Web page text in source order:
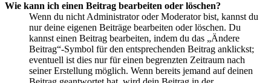
Wie kann ich einen Beitrag bearbeiten oder löschen?
Wenn du nicht Administrator oder Moderator bist, kannst du
nur deine eigenen Beiträge bearbeiten oder löschen. Du
kannst einen Beitrag bearbeiten, indem du das „Ändere
Beitrag“-Symbol für den entsprechenden Beitrag anklickst;
eventuell ist dies nur für einen begrenzten Zeitraum nach
seiner Erstellung möglich. Wenn bereits jemand auf deinen